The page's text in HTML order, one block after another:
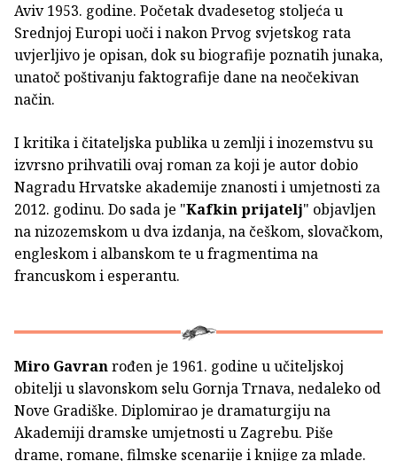
Aviv 1953. godine. Početak dvadesetog stoljeća u
Srednjoj Europi uoči i nakon Prvog svjetskog rata
uvjerljivo je opisan, dok su biografije poznatih junaka,
unatoč poštivanju faktografije dane na neočekivan
način.
I kritika i čitateljska publika u zemlji i inozemstvu su
izvrsno prihvatili ovaj roman za koji je autor dobio
Nagradu Hrvatske akademije znanosti i umjetnosti za
2012. godinu. Do sada je "Kafkin prijatelj" objavljen
na nizozemskom u dva izdanja, na češkom, slovačkom,
engleskom i albanskom te u fragmentima na
francuskom i esperantu.
Miro Gavranrođen je 1961. godine u učiteljskoj
obitelji u slavonskom selu Gornja Trnava, nedaleko od
Nove Gradiške. Diplomirao je dramaturgiju na
Akademiji dramske umjetnosti u Zagrebu. Piše
drame, romane, filmske scenarije i knjige za mlade.